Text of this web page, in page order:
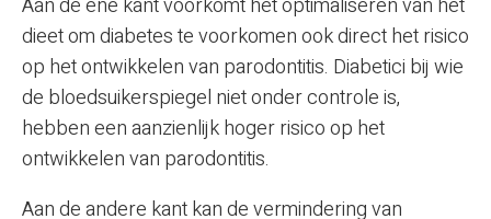
Aan de ene kant voorkomt het optimaliseren van het
dieet om diabetes te voorkomen ook direct het risico
op het ontwikkelen van parodontitis. Diabetici bij wie
de bloedsuikerspiegel niet onder controle is,
hebben een aanzienlijk hoger risico op het
ontwikkelen van parodontitis.
Aan de andere kant kan de vermindering van